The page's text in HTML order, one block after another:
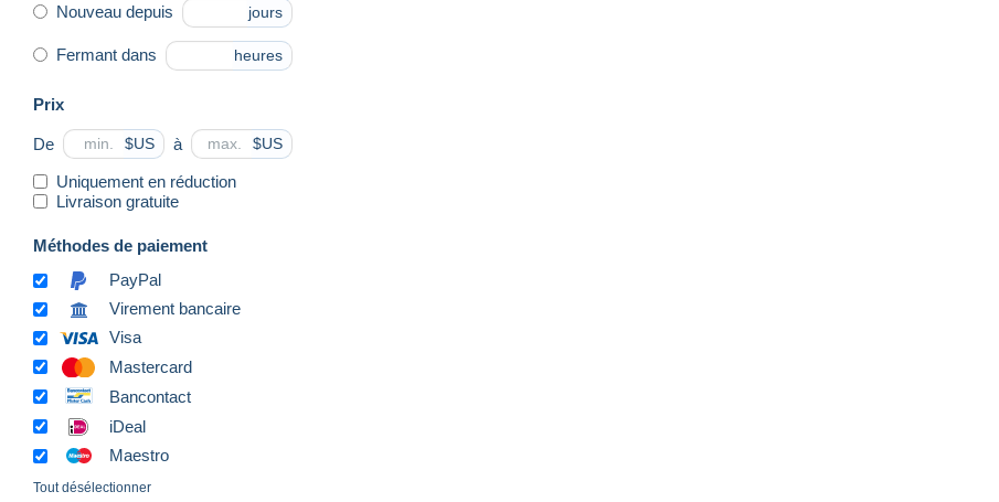
Nouveau depuis jours
Fermant dans heures
Prix
De $US à $US
Uniquement en réduction
Livraison gratuite
Méthodes de paiement
PayPal
Virement bancaire
Visa
Mastercard
Bancontact
iDeal
Maestro
Tout désélectionner